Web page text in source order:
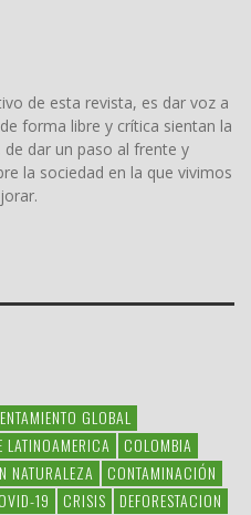
de esta revista, es dar voz a
forma libre y crítica sientan la
de dar un paso al frente y
la sociedad en la que vivimos
GLOBAL
LATINOAMERICA
COLOMBIA
NATURALEZA
CONTAMINACIÓN
19 CRISIS DEFORESTACION